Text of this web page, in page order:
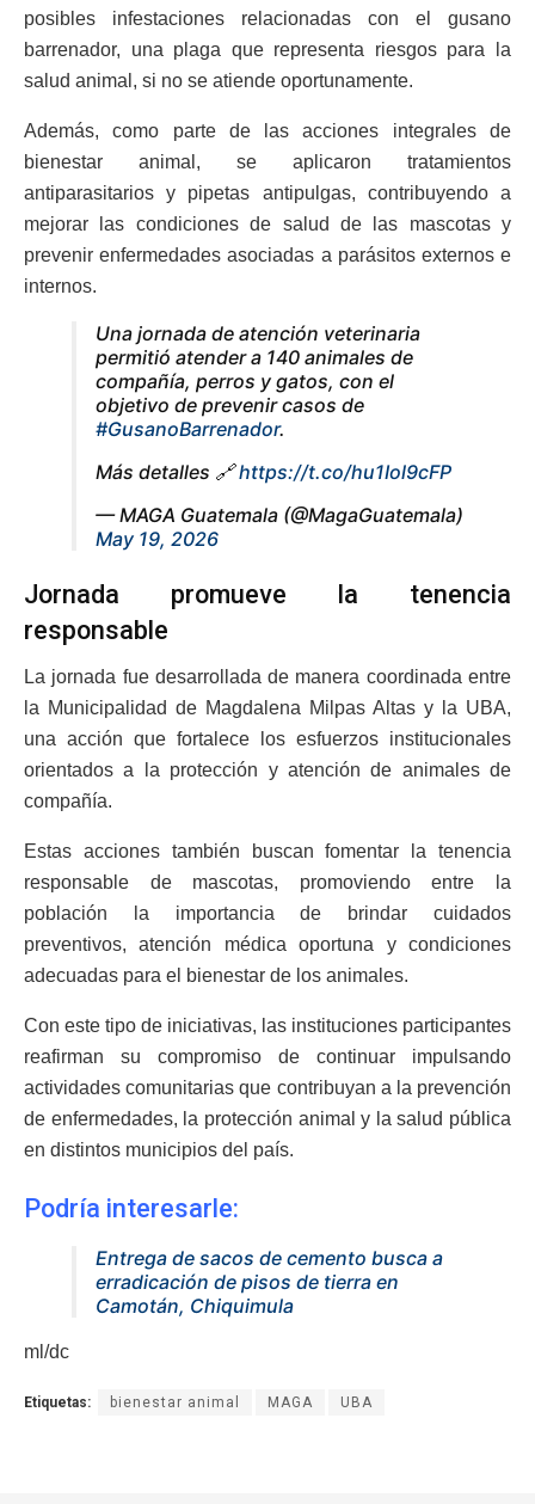
posibles infestaciones relacionadas con el gusano
barrenador, una plaga que representa riesgos para la
salud animal, si no se atiende oportunamente.
Además, como parte de las acciones integrales de
bienestar animal, se aplicaron tratamientos
antiparasitarios y pipetas antipulgas, contribuyendo a
mejorar las condiciones de salud de las mascotas y
prevenir enfermedades asociadas a parásitos externos e
internos.
Una jornada de atención veterinaria
permitió atender a 140 animales de
compañía, perros y gatos, con el
objetivo de prevenir casos de
#GusanoBarrenador.
Más detalles 🔗https://t.co/hu1Iol9cFP
— MAGA Guatemala (@MagaGuatemala)
May 19, 2026
Jornada promueve la tenencia
responsable
La jornada fue desarrollada de manera coordinada entre
la Municipalidad de Magdalena Milpas Altas y la UBA,
una acción que fortalece los esfuerzos institucionales
orientados a la protección y atención de animales de
compañía.
Estas acciones también buscan fomentar la tenencia
responsable de mascotas, promoviendo entre la
población la importancia de brindar cuidados
preventivos, atención médica oportuna y condiciones
adecuadas para el bienestar de los animales.
Con este tipo de iniciativas, las instituciones participantes
reafirman su compromiso de continuar impulsando
actividades comunitarias que contribuyan a la prevención
de enfermedades, la protección animal y la salud pública
en distintos municipios del país.
Podría interesarle:
Entrega de sacos de cemento busca a
erradicación de pisos de tierra en
Camotán, Chiquimula
ml/dc
Etiquetas: bienestar animal MAGA UBA